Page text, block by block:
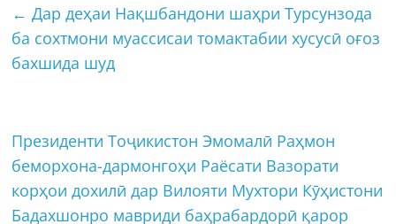
← Дар деҳаи Нақшбандони шаҳри Турсунзода
ба сохтмони муассисаи томактабии хусусӣ оғоз
бахшида шуд
Президенти Тоҷикистон Эмомалӣ Раҳмон
беморхона-дармонгоҳи Раёсати Вазорати
корҳои дохилӣ дар Вилояти Мухтори Кӯҳистони
Бадахшонро мавриди баҳрабардорӣ қарор